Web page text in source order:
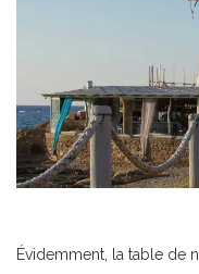
Évidemment, la table de